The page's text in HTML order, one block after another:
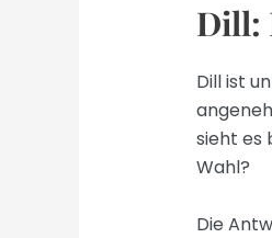
Dill:
Dill ist
sieht es
Wahl?
Die